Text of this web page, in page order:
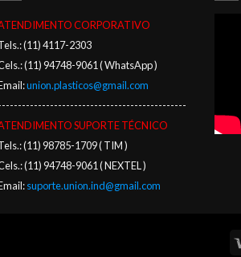
CORPORATIVO
(11) 4117-2303
(11) 94748-9061 ( WhatsApp )
union.plasticos@gmail.com
SUPORTE TÉCNICO
(11) 98785-1709 ( TIM )
(11) 94748-9061 ( NEXTEL )
suporte.union.ind@gmail.com